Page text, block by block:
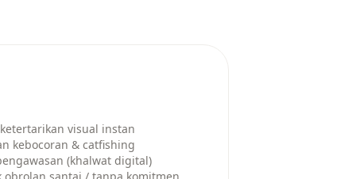
visual instan
kebocoran & catfishing
(khalwat digital)
obrolan santai / tanpa komitmen